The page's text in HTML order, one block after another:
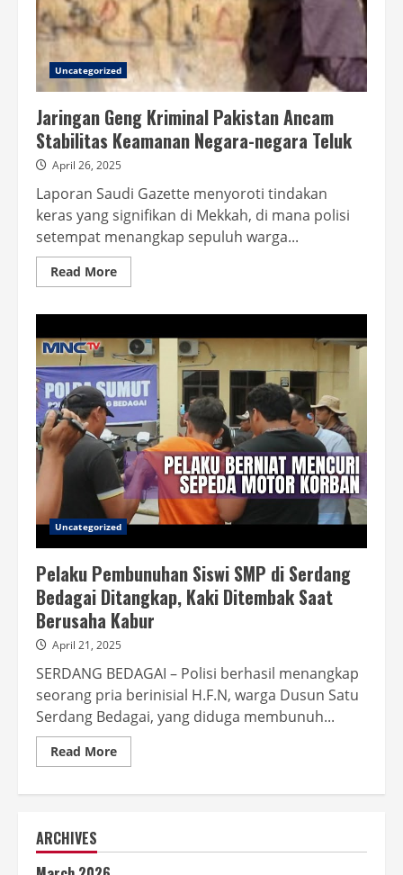
Uncategorized
Jaringan Geng Kriminal Pakistan Ancam
Stabilitas Keamanan Negara-negara Teluk
April 26, 2025
Laporan Saudi Gazette menyoroti tindakan
keras yang signifikan di Mekkah, di mana polisi
setempat menangkap sepuluh warga...
Read MoreRead
more
Kriminal
Pakistan
Ancam
Stabilitas
Keamanan
Negara-
negara
Teluk
Uncategorized
Pelaku Pembunuhan Siswi SMP di Serdang
Bedagai Ditangkap, Kaki Ditembak Saat
Berusaha Kabur
April 21, 2025
SERDANG BEDAGAI – Polisi berhasil menangkap
seorang pria berinisial H.F.N, warga Dusun Satu
Serdang Bedagai, yang diduga membunuh...
Read MoreRead
more
Serdang
ARCHIVES